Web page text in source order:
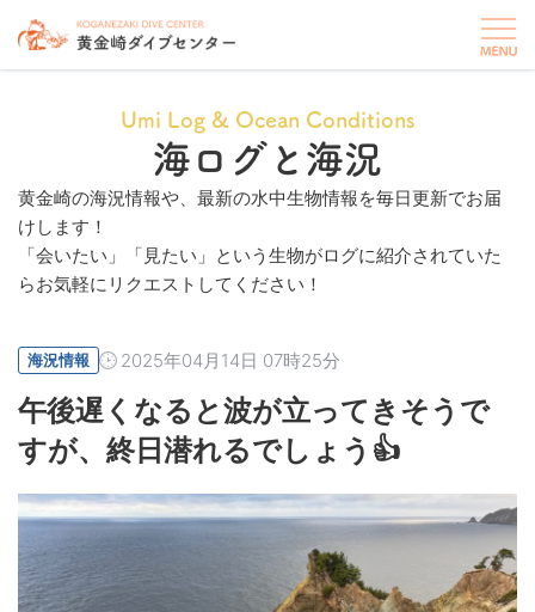
Umi Log & Ocean Conditions
海ログと海況
黄金崎の海況情報や、最新の水中生物情報を毎日更新でお届
けします！
「会いたい」「見たい」という生物がログに紹介されていた
らお気軽にリクエストしてください！
海況情報 2025年04月14日 07時25分
午後遅くなると波が立ってきそうで
すが、終日潜れるでしょう👍